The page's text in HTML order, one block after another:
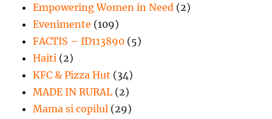
Empowering Women in Need (2)
Evenimente (109)
FACTIS – ID113890 (5)
Haiti (2)
KFC & Pizza Hut (34)
MADE IN RURAL (2)
Mama si copilul (29)